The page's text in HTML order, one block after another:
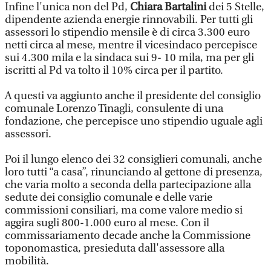
Infine l'unica non del Pd, Chiara Bartalinidei 5 Stelle,
dipendente azienda energie rinnovabili. Per tutti gli
assessori lo stipendio mensile è di circa 3.300 euro
netti circa al mese, mentre il vicesindaco percepisce
sui 4.300 mila e la sindaca sui 9- 10 mila, ma per gli
iscritti al Pd va tolto il 10% circa per il partito.
A questi va aggiunto anche il presidente del consiglio
comunale Lorenzo Tinagli, consulente di una
fondazione, che percepisce uno stipendio uguale agli
assessori.
Poi il lungo elenco dei 32 consiglieri comunali, anche
loro tutti “a casa”, rinunciando al gettone di presenza,
che varia molto a seconda della partecipazione alla
sedute dei consiglio comunale e delle varie
commissioni consiliari, ma come valore medio si
aggira sugli 800-1.000 euro al mese. Con il
commissariamento decade anche la Commissione
toponomastica, presieduta dall'assessore alla
mobilità.